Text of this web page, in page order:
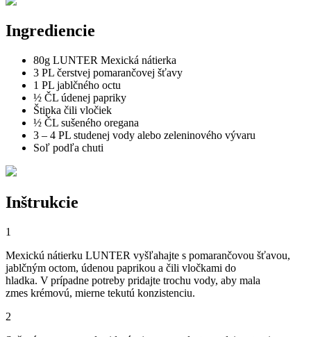
Ingrediencie
80g LUNTER Mexická nátierka
3 PL čerstvej pomarančovej šťavy
1 PL jablčného octu
½ ČL údenej papriky
Štipka čili vločiek
½ ČL sušeného oregana
3 – 4 PL studenej vody alebo zeleninového vývaru
Soľ podľa chuti
Inštrukcie
1
Mexickú nátierku LUNTER vyšľahajte s pomarančovou šťavou,
jablčným octom, údenou paprikou a čili vločkami do
hladka. V prípadne potreby pridajte trochu vody, aby mala
zmes krémovú, mierne tekutú konzistenciu.
2